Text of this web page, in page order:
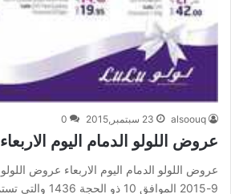
alsoouq 23 سبتمبر,2015 0
عروض اللولو الدمام اليوم الاربعاء 23-9-2015
9-2015 الموافق 10 ذو الحجة 1436 والتي تستمر لمدة اسبوع…